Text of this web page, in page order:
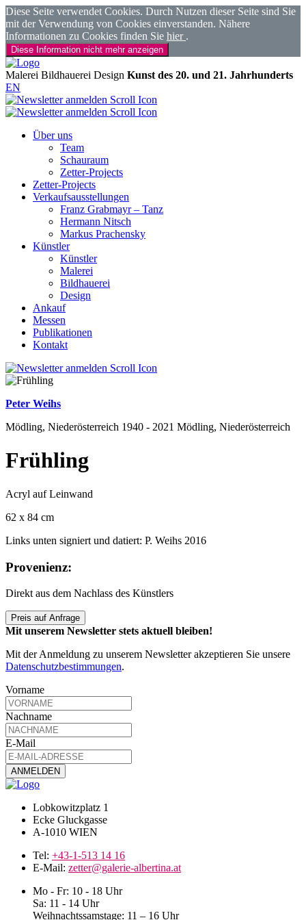
Diese Seite verwendet Cookies. Durch Nutzen dieser Seite sind Sie
mit der Verwendung von Cookies einverstanden. Nähere
Informationen zu Cookies finden Sie hier .
Diese Information nicht mehr anzeigen
Malerei Bildhauerei Design Kunst des 20. und 21. Jahrhunderts
EN
Über uns
Team
Schauraum
Zetter-Projects
Zetter-Projects
Verkaufsausstellungen
Franz Grabmayr – Tanz
Hermann Nitsch
Markus Prachensky
Künstler
Künstler
Malerei
Bildhauerei
Design
Ankauf
Messen
Publikationen
Kontakt
Peter Weihs
Mödling, Niederösterreich 1940 - 2021 Mödling, Niederösterreich
Frühling
Acryl auf Leinwand
62 x 84 cm
Links unten signiert und datiert: P. Weihs 2016
Provenienz:
Direkt aus dem Nachlass des Künstlers
Preis auf Anfrage
Mit unserem Newsletter stets aktuell bleiben!
Mit der Anmeldung zu unserem Newsletter akzeptieren Sie unsere
Datenschutzbestimmungen.
Vorname
Nachname
E-Mail
Lobkowitzplatz 1
Ecke Gluckgasse
A-1010 WIEN
Tel: +43-1-513 14 16
E-Mail: zetter@galerie-albertina.at
Mo - Fr: 10 - 18 Uhr
Sa: 11 - 14 Uhr
Weihnachtssamstage: 11 – 16 Uhr